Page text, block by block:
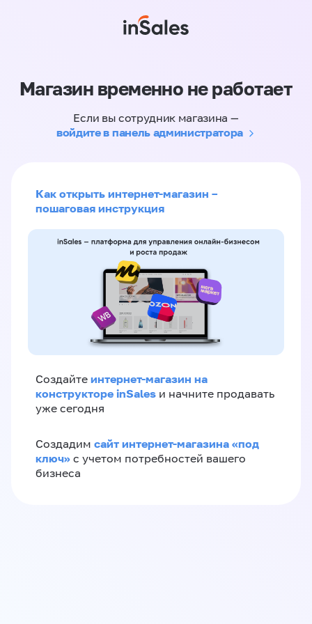
Магазин временно не работает
Если вы сотрудник магазина —
войдите в панель администратора
Как открыть интернет-магазин –
пошаговая инструкция
Создайте интернет-магазин на
конструкторе inSales и начните продавать
уже сегодня
Создадим сайт интернет-магазина «под
ключ» с учетом потребностей вашего
бизнеса